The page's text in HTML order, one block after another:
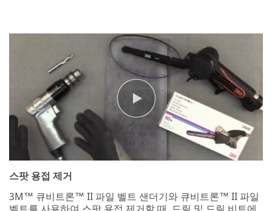
스팟 용접 제거
3M™ 큐비트론™ II 파일 벨트 샌더기와 큐비트론™ II 파일